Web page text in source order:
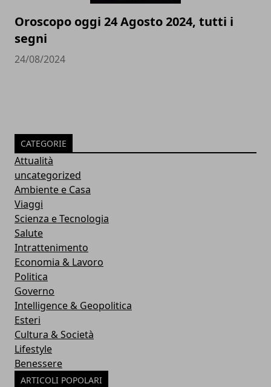
Oroscopo oggi 24 Agosto 2024, tutti i
segni
24/08/2024
CATEGORIE
Attualità
uncategorized
Ambiente e Casa
Viaggi
Scienza e Tecnologia
Salute
Intrattenimento
Economia & Lavoro
Politica
Governo
Intelligence & Geopolitica
Esteri
Cultura & Società
Lifestyle
Benessere
ARTICOLI POPOLARI